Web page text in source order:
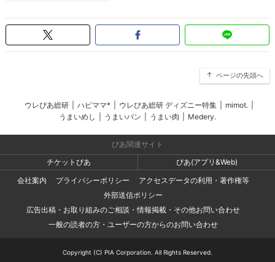
ページの先頭へ
ウレぴあ総研 ハピママ* ウレぴあ総研 ディズニー特集 mimot.
うまいめし
うまいパン うまい肉 Medery.
ぴあ関連サイト
チケットぴあ
ぴあ(アプリ&Web)
会社案内
プライバシーポリシー
アクセスデータの利用・著作権等
外部送信ポリシー
広告出稿・お取り組みのご相談・情報掲載・その他お問い合わせ
一般の読者の方・ユーザーの方からのお問い合わせ
Copyright (C) PIA Corporation. All Rights Reserved.